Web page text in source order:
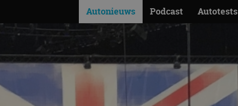
Autonieuws Podcast Autotests